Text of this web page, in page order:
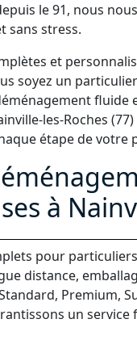
le 91, nous
sans stress.
et
soyez un
fluide
les-Roches
étape de votre
à
pour
distance,
Premium,
un